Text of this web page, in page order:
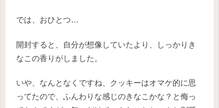
では、おひとつ…
開封すると、自分が想像していたより、しっかりき
なこの香りがしました。
いや、なんとなくですね、クッキーはオマケ的に思
ってたので、ふんわりな感じのきなこかな？と侮っ